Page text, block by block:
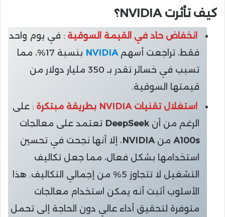
كيف تأثرت NVIDIA؟
انخفاض حاد في القيمة السوقية : في يوم واحد
فقط، تراجعت أسهم NVIDIA
بنسبة 17%، مما
تسبب في خسائر تقدر بـ 350 مليار دولار من
قيمتها السوقية.
استغلال تقنيات NVIDIA بطريقة مبتكرة
: على
الرغم من أن DeepSeek تعتمد على معالجات
A100s من NVIDIA، إلا أنها نجحت في تحسين
استخدامها بشكل فعال، مما جعل تكاليف
التشغيل لا تتجاوز 5% من إجمالي التكاليف. هذا
الأسلوب أثبت أنه يمكن استخدام معالجات
متوفرة لتحقيق أداء عالي دون الحاجة إلى تحمل